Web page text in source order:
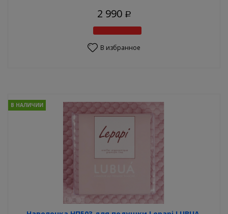
2 990 Р
В избранное
В НАЛИЧИИ